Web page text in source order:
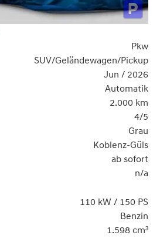
Pkw
SUV/Geländewagen/Pickup
Jun / 2026
Automatik
2.000 km
4/5
Grau
Koblenz-Güls
ab sofort
n/a
110 kW / 150 PS
Benzin
1.598 cm³